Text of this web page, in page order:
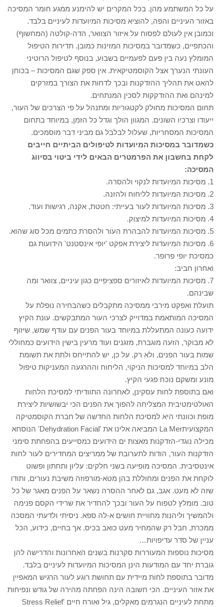
על כל המשתמע מהן. בכל המקרים יש להימנע ממגע חומר המסיכה
באזור העיניים והפה, להוציא מסיכות המיועדות לעיניים בלבד.
וכמובן אין לעולם לפסוח על איזור הצוואר, הדה-קולטה (המחשוף)
והכתפיים, כשמדובר במסיכות המזינות כמובן. תדירות הטיפול
המומלץ נעה בין פעם לפעמיים בשבוע, בנוסף לטיפול הרוטיני
העונתי הנערך אצל הקוסמטיקאית. אין ספק שגם המסיכות – בכוחן
להאט את תהליך ההזדקנות ובכך לדחות את הצורך במזרקים
למינהם ואת ההזדקקות לסכין המנתחים.
תחום המסיכות מחולק לקטגוריות ומתנהל על פי הצרכים של העור,
ייעודו וצרכיו השונים. המגוון הולך וגדל כל הזמן, במיוחד בתחום
המסיכות המסחריות, שעלול לבלבל גם מביני דבר מוסמכים.
כשמדובר במסיכות המיועדות לטיפולים הביתיים חייבים
לקחת בחשבון את הפרמטרים הבאים לידי ביטוי בסיווג
המסיכה:
1. מסיכות המיועדות לנקוי ולהסרה.
2. מסיכות המיועדות לליחוח ולהזנה.
3. מסיכות המיועדות לעור בעייתי: חטטת, אקנה, רגישות ועוד.
4. מסיכות המיועדות למיצוק.
5. מסיכות המיועדות להבהרת העור ולהסרת כתמים מכל סוג שהוא.
6. מסיכות המיועדות ליצירת אפקט 'יופי אינסטנט' הידועות גם
כמסיכת יופי פרופר.
ואחרון חביב:
7. מסיכות המיועדות לאיזורים ספציפיים כגון עיניים, צוואר ומה
שבינהם.
תועלת ואפקט מירבי ממסיכה מתקבלים כשהבחירה נופלת על
המסיכה המותאמת במדוייק לצרכי העור המתבקשים. עונת הקיץ
ידועה כעונה המתעללת במיוחד בעור הפנים עם עודף שמש, שיזוף
לא מבוקר, הזעה מוגברת, מזגנים ועוד מרעין בישין הידועים כמחוללי
שמות בעור הפנים, ולא רק. על כן, יש להתייחס ולתת את תשומת
הלב במיוחד למסיכות הניקוי, הליחוח וההרגעה המעניקות טיפול
מונע ומשקם נוכח פגעי הקיץ.
ואם בתוספת לחות עסקינן, לאחרונה התוודיתי למסיכת הלחות
האולטימטיבית המצליחה להפוך את הפנים הכי יבשושיות ליצירת
מופת וכוונתי היא למסיכת הלחות החדשה של חברת הקוסמטיקה
המקצועיתLa Mer המביאה אלינו את 'Dehydration Facial' הנוסחא
מכילה נוגדי-הזדקנות מאצות ים הידועים כמסייעים בהפחתת סימני
הזדקנות העור, הודות לתערובת של ממריצים המחדירים לעור לחות
אינטסיבית. המסיכה מופיעה בשני חלקים: עליון ותחתון ופשוט
לוקחת את הפנים ומחוללת בהן מטא-מורפוזה משיבת נעורים, ותודו
שזה לא מעט. אגב, גם לאחר ההסרה נשאר על הפנים מאגר של כל
טוב. מומלץ לטפוח על העור ובכך להחדיר את שרידי הקסם פנימה
ולהמשיך וליהנות מחוויית חושים א-לה ספא. ניסיתי ולדעתי המסכה
ממכרת, חבל רק שהמחיר מעט כואב בכיס. אך בחיים, כידוע, הכל
עניין של סדר עדיפויות…
מסיכות נוספות המעוררות סקרנות בשנים האחרונות והדרישה להן
גוברת יחד עם המודעות הינן המסיכות המיועדות לעיניים בלבד.
מדובר בתוספת לחות מיידית עם תחושת רוגע לעור הרגיש המאפיין
את אזור העיניים. הכי חשובה הינה הפחתה מהירה של גודש ונפיחות
מתחת לעיניים הנגרמים מאקלים, גיל ואורח חיים 'Stress Relief